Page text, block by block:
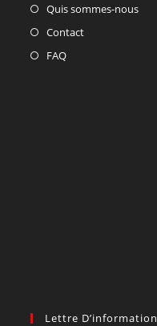
Quis sommes-nous
Contact
FAQ
Lettre D’information